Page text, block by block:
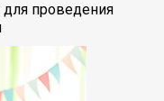
проведения